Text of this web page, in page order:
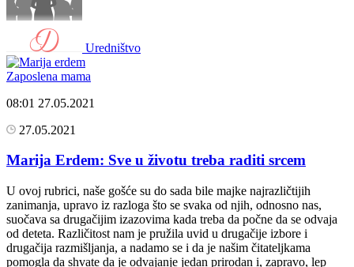
Uredništvo
Zaposlena mama
08:01 27.05.2021
27.05.2021
Marija Erdem: Sve u životu treba raditi srcem
U ovoj rubrici, naše gošće su do sada bile majke najrazličtijih
zanimanja, upravo iz razloga što se svaka od njih, odnosno nas,
suočava sa drugačijim izazovima kada treba da počne da se odvaja
od deteta. Različitost nam je pružila uvid u drugačije izbore i
drugačija razmišljanja, a nadamo se i da je našim čitateljkama
pomogla da shvate da je odvajanje jedan prirodan i, zapravo, lep